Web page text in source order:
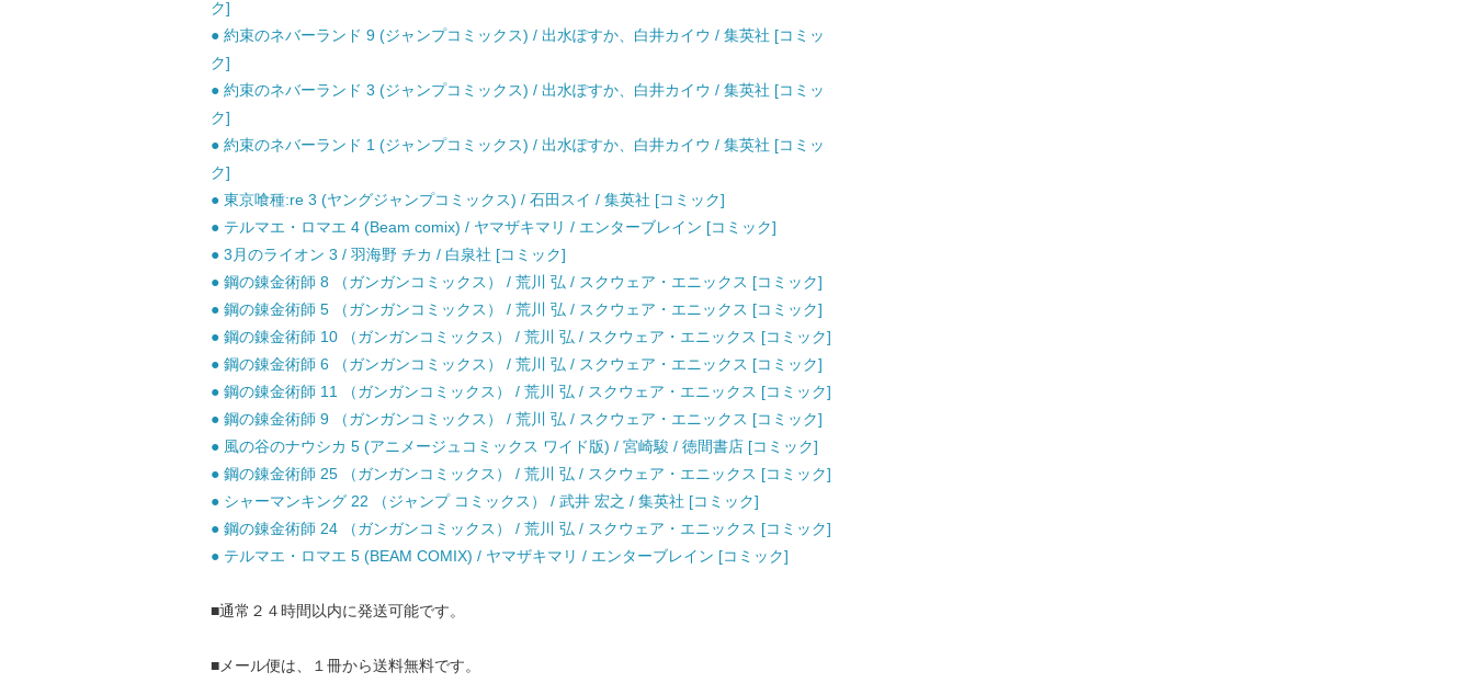
ク]
● 約束のネバーランド 9 (ジャンプコミックス) / 出水ぽすか、白井カイウ / 集英社 [コミッ
ク]
● 約束のネバーランド 3 (ジャンプコミックス) / 出水ぽすか、白井カイウ / 集英社 [コミッ
ク]
● 約束のネバーランド 1 (ジャンプコミックス) / 出水ぽすか、白井カイウ / 集英社 [コミッ
ク]
● 東京喰種:re 3 (ヤングジャンプコミックス) / 石田スイ / 集英社 [コミック]
● テルマエ・ロマエ 4 (Beam comix) / ヤマザキマリ / エンターブレイン [コミック]
● 3月のライオン 3 / 羽海野 チカ / 白泉社 [コミック]
● 鋼の錬金術師 8 （ガンガンコミックス） / 荒川 弘 / スクウェア・エニックス [コミック]
● 鋼の錬金術師 5 （ガンガンコミックス） / 荒川 弘 / スクウェア・エニックス [コミック]
● 鋼の錬金術師 10 （ガンガンコミックス） / 荒川 弘 / スクウェア・エニックス [コミック]
● 鋼の錬金術師 6 （ガンガンコミックス） / 荒川 弘 / スクウェア・エニックス [コミック]
● 鋼の錬金術師 11 （ガンガンコミックス） / 荒川 弘 / スクウェア・エニックス [コミック]
● 鋼の錬金術師 9 （ガンガンコミックス） / 荒川 弘 / スクウェア・エニックス [コミック]
● 風の谷のナウシカ 5 (アニメージュコミックス ワイド版) / 宮崎駿 / 徳間書店 [コミック]
● 鋼の錬金術師 25 （ガンガンコミックス） / 荒川 弘 / スクウェア・エニックス [コミック]
● シャーマンキング 22 （ジャンプ コミックス） / 武井 宏之 / 集英社 [コミック]
● 鋼の錬金術師 24 （ガンガンコミックス） / 荒川 弘 / スクウェア・エニックス [コミック]
● テルマエ・ロマエ 5 (BEAM COMIX) / ヤマザキマリ / エンターブレイン [コミック]
■通常２４時間以内に発送可能です。
■メール便は、１冊から送料無料です。